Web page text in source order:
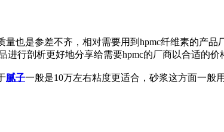
也是参差不齐，相对需要用到hpmc纤维素的产
行剖析更好地分享给需要hpmc的厂商以合适的价
腻子一般是10万左右粘度更适合，砂浆这方面一般用